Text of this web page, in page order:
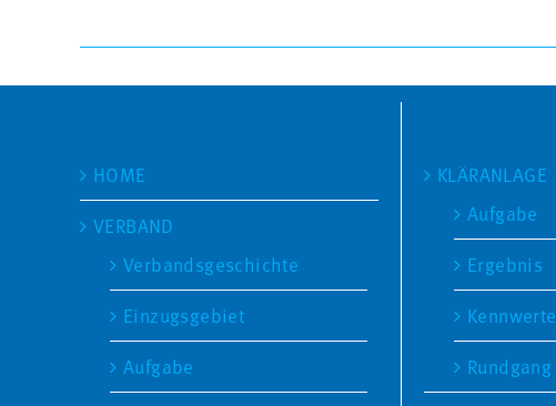
HOME
VERBAND
Verbandsgeschichte
Einzugsgebiet
Aufgabe
KLÄRANLAGE
Aufgabe
Ergebnis
Kennwerte
Rundgang